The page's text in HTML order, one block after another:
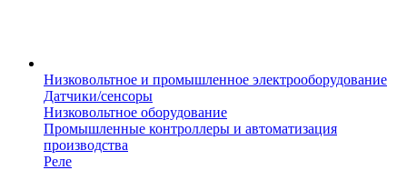
Низковольтное и промышленное электрооборудование
Датчики/сенсоры
Низковольтное оборудование
Промышленные контроллеры и автоматизация
производства
Реле